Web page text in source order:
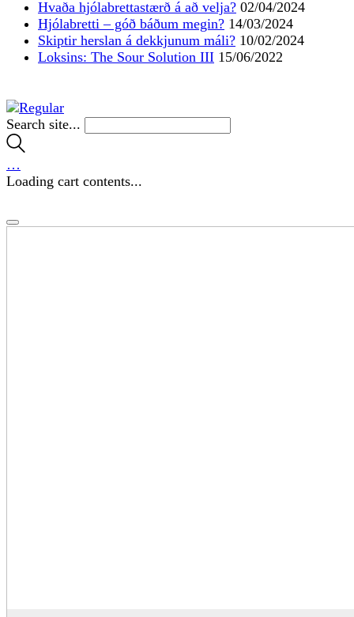
Hvaða hjólabrettastærð á að velja? 02/04/2024
Hjólabretti – góð báðum megin? 14/03/2024
Skiptir herslan á dekkjunum máli? 10/02/2024
Loksins: The Sour Solution III 15/06/2022
Search site...
…
Loading cart contents...